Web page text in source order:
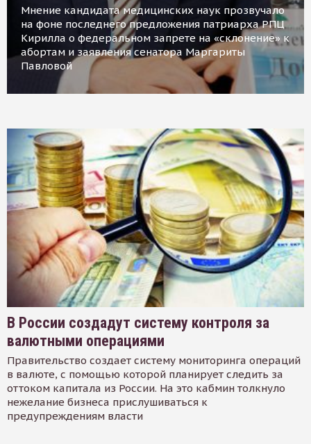
Мнение кандидата медицинских наук прозвучало
на фоне последнего предложения патриарха РПЦ
Кирилла о федеральном запрете на «склонение» к
абортам и заявления сенатора Маргариты
Павловой
В России создадут систему контроля за
валютными операциями
Правительство создает систему мониторинга операций
в валюте, с помощью которой планирует следить за
оттоком капитала из России. На это кабмин толкнуло
нежелание бизнеса прислушиваться к
предупреждениям власти